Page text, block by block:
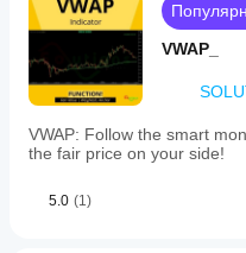
as
a
decision-
support
tool
to
disciplined
trade
across
VWAP_
VWAP: Follow the smart
the fair price on your side!
5.0 (1)